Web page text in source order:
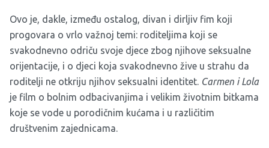
Ovo je, dakle, između ostalog, divan i dirljiv fim koji
progovara o vrlo važnoj temi: roditeljima koji se
svakodnevno odriču svoje djece zbog njihove seksualne
orijentacije, i o djeci koja svakodnevno žive u strahu da
roditelji ne otkriju njihov seksualni identitet. Carmen i Lola
je film o bolnim odbacivanjima i velikim životnim bitkama
koje se vode u porodičnim kućama i u različitim
društvenim zajednicama.